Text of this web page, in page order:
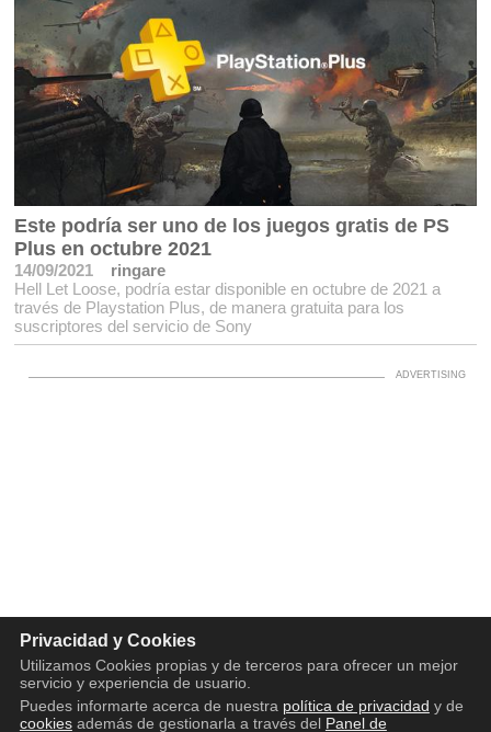
Este podría ser uno de los juegos gratis de PS
Plus en octubre 2021
14/09/2021
ringare
Hell Let Loose, podría estar disponible en octubre de 2021 a
través de Playstation Plus, de manera gratuita para los
suscriptores del servicio de Sony
Privacidad y Cookies
Utilizamos Cookies propias y de terceros para ofrecer un mejor
servicio y experiencia de usuario.
Puedes informarte acerca de nuestra política de privacidad y de
cookiesademás de gestionarla a través del Panel de